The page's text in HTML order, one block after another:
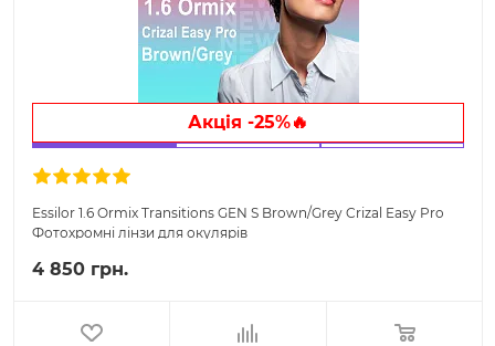
Акція -25%🔥
Essilor 1.6 Ormix Transitions GEN S Brown/Grey Crizal Easy Pro
Фотохромні лінзи для окулярів
4 850 грн.